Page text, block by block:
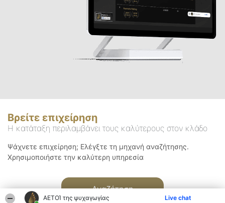
ΑΕΤΟΊ της ψυχαγωγίας Live chat
Βρείτε επιχείρηση
Η κατάταξη περιλαμβάνει τους καλύτερους στον κλάδο
Ψάχνετε επιχείρηση; Ελέγξτε τη μηχανή αναζήτησης.
Χρησιμοποιήστε την καλύτερη υπηρεσία
Αναζήτηση